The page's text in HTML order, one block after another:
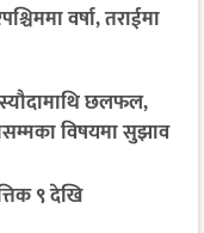
वर्षा, तराईमा
छलफल,
विषयमा सुझाव
९ देखि